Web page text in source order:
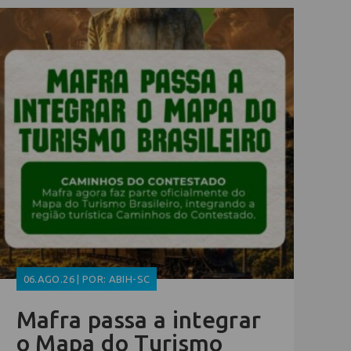
06.AGO.26 | POR: ABIH-SC
Mafra passa a integrar
o Mapa do Turismo